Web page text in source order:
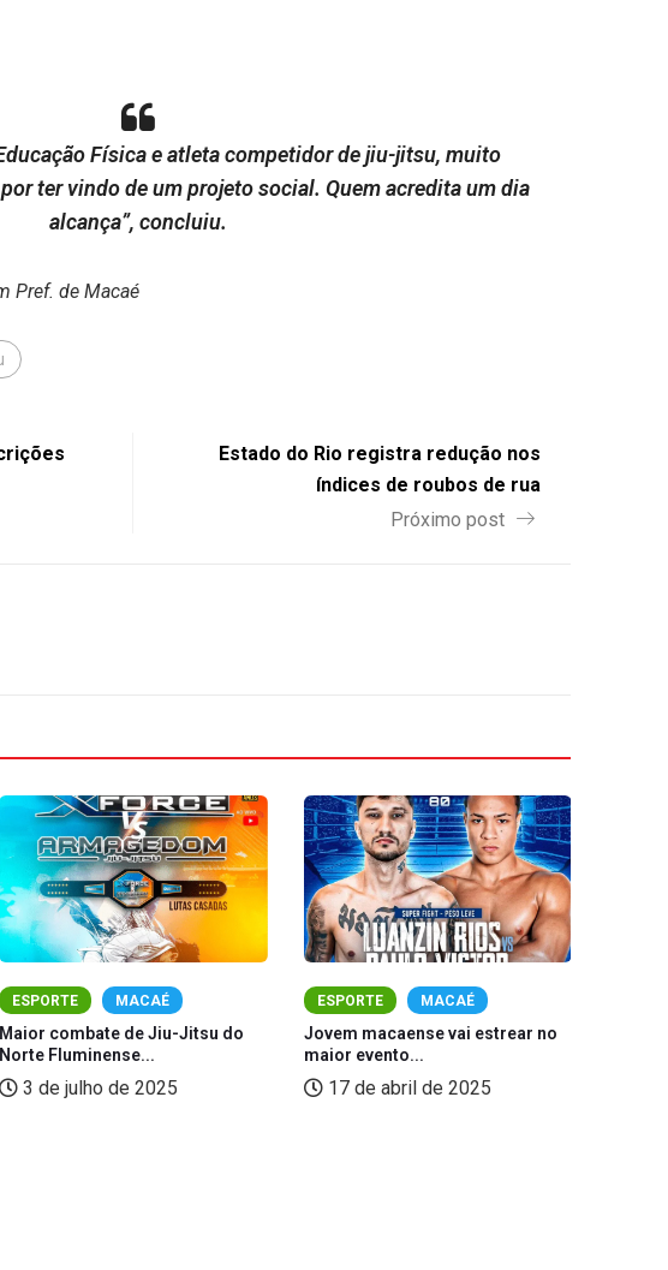
Física e atleta competidor de jiu-jitsu, muito
ter vindo de um projeto social. Quem acredita um dia
alcança”, concluiu.
Pref. de Macaé
Estado do Rio registra redução nos
índices de roubos de rua
Próximo post
ESPORTE MACAÉ
Maior combate de Jiu-Jitsu do
Norte Fluminense...
3 de julho de 2025
ESPORTE MACAÉ
Jovem macaense vai estrear no
maior evento...
17 de abril de 2025